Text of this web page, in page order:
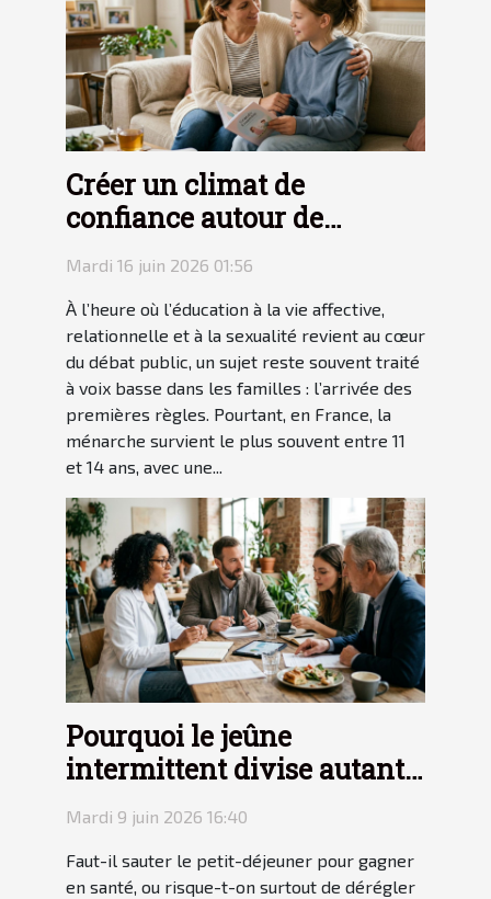
Créer un climat de
confiance autour de
l’apparition des premières
règles
Mardi 16 juin 2026 01:56
À l’heure où l’éducation à la vie affective,
relationnelle et à la sexualité revient au cœur
du débat public, un sujet reste souvent traité
à voix basse dans les familles : l’arrivée des
premières règles. Pourtant, en France, la
ménarche survient le plus souvent entre 11
et 14 ans, avec une...
Pourquoi le jeûne
intermittent divise autant
les experts en nutrition
Mardi 9 juin 2026 16:40
Faut-il sauter le petit-déjeuner pour gagner
en santé, ou risque-t-on surtout de dérégler